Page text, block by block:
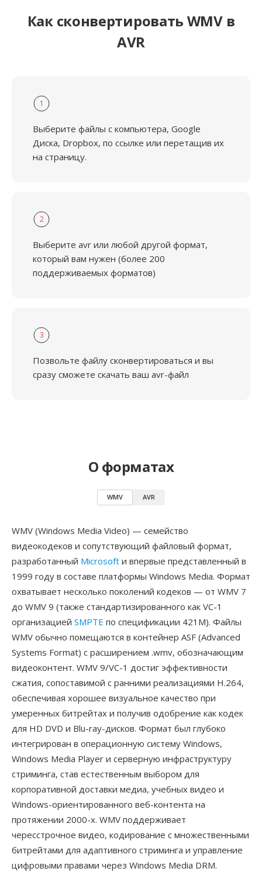
Как сконвертировать WMV в
AVR
1
Выберите файлы с компьютера, Google
Диска, Dropbox, по ссылке или перетащив их
на страницу.
2
Выберите avr или любой другой формат,
который вам нужен (более 200
поддерживаемых форматов)
3
Позвольте файлу сконвертироваться и вы
сразу сможете скачать ваш avr-файл
О форматах
WMV AVR
WMV (Windows Media Video) — семейство
видеокодеков и сопутствующий файловый формат,
разработанный Microsoft и впервые представленный в
1999 году в составе платформы Windows Media. Формат
охватывает несколько поколений кодеков — от WMV 7
до WMV 9 (также стандартизированного как VC-1
организацией SMPTE по спецификации 421M). Файлы
WMV обычно помещаются в контейнер ASF (Advanced
Systems Format) с расширением .wmv, обозначающим
видеоконтент. WMV 9/VC-1 достиг эффективности
сжатия, сопоставимой с ранними реализациями H.264,
обеспечивая хорошее визуальное качество при
умеренных битрейтах и получив одобрение как кодек
для HD DVD и Blu-ray-дисков. Формат был глубоко
интегрирован в операционную систему Windows,
Windows Media Player и серверную инфраструктуру
стриминга, став естественным выбором для
корпоративной доставки медиа, учебных видео и
Windows-ориентированного веб-контента на
протяжении 2000-х. WMV поддерживает
чересстрочное видео, кодирование с множественными
битрейтами для адаптивного стриминга и управление
цифровыми правами через Windows Media DRM.